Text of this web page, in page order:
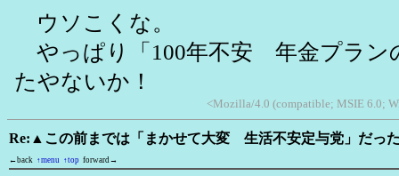
ウソこくな。
やっぱり「100年不安 年金プラン
たやないか！
<Mozilla/4.0 (compatible; MSIE 6.0;
Re:▲この前までは「まかせて大変 生活不安定与党」だっ
←back ↑menu ↑top forward→